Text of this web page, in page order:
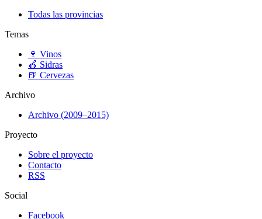
Todas las provincias
Temas
🍷 Vinos
🍎 Sidras
🍺 Cervezas
Archivo
Archivo (2009–2015)
Proyecto
Sobre el proyecto
Contacto
RSS
Social
Facebook